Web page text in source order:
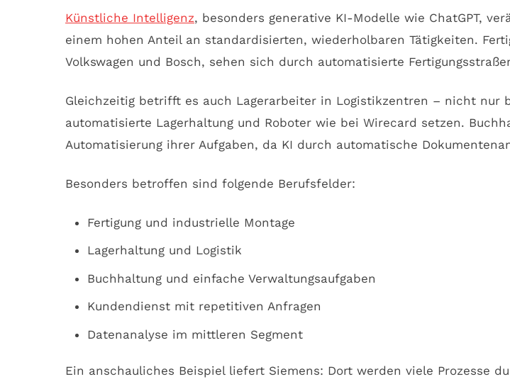
Künstliche Intelligenz, besonders generative KI-Modelle wie ChatGPT,
einem hohen Anteil an standardisierten, wiederholbaren Tätigkeiten.
Volkswagen und Bosch, sehen sich durch automatisierte
Gleichzeitig betrifft es auch Lagerarbeiter in Logistikzentren – nicht nur
automatisierte Lagerhaltung und Roboter wie bei Wirecard setzen.
Automatisierung ihrer Aufgaben, da KI durch automatische
Besonders betroffen sind folgende Berufsfelder:
Fertigung und industrielle Montage
Lagerhaltung und Logistik
Buchhaltung und einfache Verwaltungsaufgaben
Kundendienst mit repetitiven Anfragen
Datenanalyse im mittleren Segment
Ein anschauliches Beispiel liefert Siemens: Dort werden viele Prozesse